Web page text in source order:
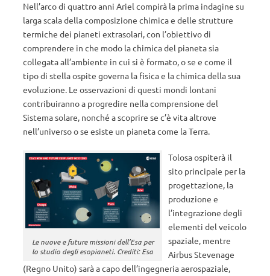
Nell’arco di quattro anni Ariel compirà la prima indagine su
larga scala della composizione chimica e delle strutture
termiche dei pianeti extrasolari, con l’obiettivo di
comprendere in che modo la chimica del pianeta sia
collegata all’ambiente in cui si è formato, o se e come il
tipo di stella ospite governa la fisica e la chimica della sua
evoluzione. Le osservazioni di questi mondi lontani
contribuiranno a progredire nella comprensione del
Sistema solare, nonché a scoprire se c’è vita altrove
nell’universo o se esiste un pianeta come la Terra.
Le nuove e future missioni dell’Esa per
lo studio degli esopianeti. Crediti: Esa
Tolosa ospiterà il
sito principale per la
progettazione, la
produzione e
l’integrazione degli
elementi del veicolo
spaziale, mentre
Airbus Stevenage
(Regno Unito) sarà a capo dell’ingegneria aerospaziale,